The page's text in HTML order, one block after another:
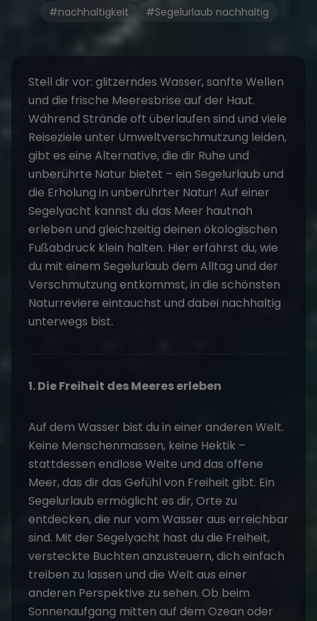
#nachhaltigkeit
#Segelurlaub nachhaltig
Stell dir vor: glitzerndes Wasser, sanfte Wellen
und die frische Meeresbrise auf der Haut.
Während Strände oft überlaufen sind und viele
Reiseziele unter Umweltverschmutzung leiden,
gibt es eine Alternative, die dir Ruhe und
unberührte Natur bietet – ein Segelurlaub und
die Erholung in unberührter Natur! Auf einer
Segelyacht kannst du das Meer hautnah
erleben und gleichzeitig deinen ökologischen
Fußabdruck klein halten. Hier erfährst du, wie
du mit einem Segelurlaub dem Alltag und der
Verschmutzung entkommst, in die schönsten
Naturreviere eintauchst und dabei nachhaltig
unterwegs bist.
1. Die Freiheit des Meeres erleben
Auf dem Wasser bist du in einer anderen Welt.
Keine Menschenmassen, keine Hektik –
stattdessen endlose Weite und das offene
Meer, das dir das Gefühl von Freiheit gibt. Ein
Segelurlaub ermöglicht es dir, Orte zu
entdecken, die nur vom Wasser aus erreichbar
sind. Mit der Segelyacht hast du die Freiheit,
versteckte Buchten anzusteuern, dich einfach
treiben zu lassen und die Welt aus einer
anderen Perspektive zu sehen. Ob beim
Sonnenaufgang mitten auf dem Ozean oder